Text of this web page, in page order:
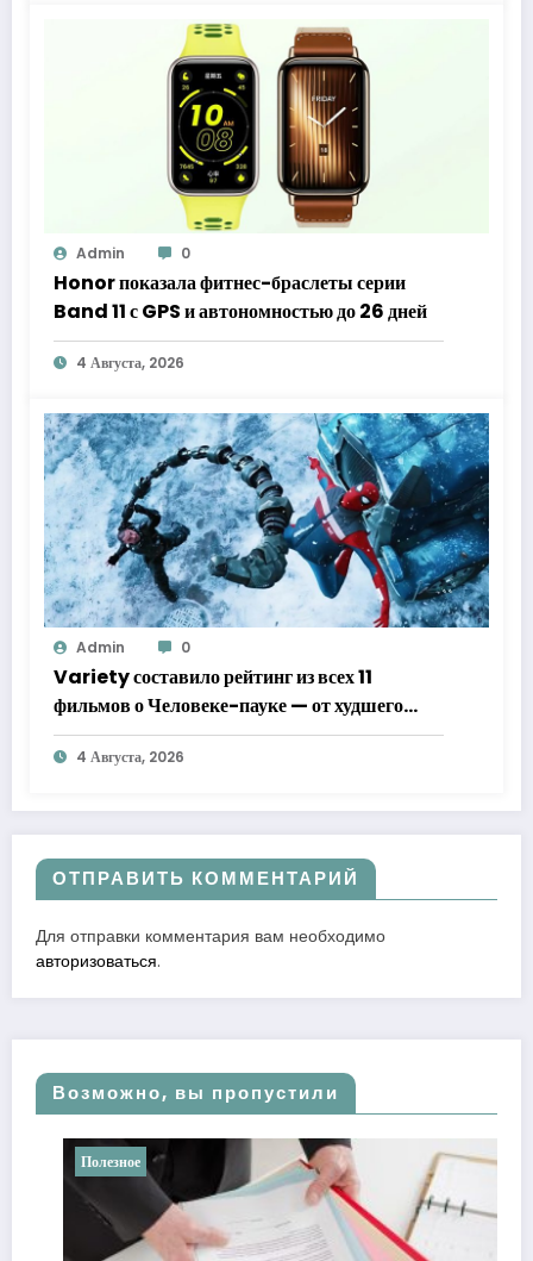
Admin 0
Honor показала фитнес-браслеты серии
Band 11 с GPS и автономностью до 26 дней
4 Августа, 2026
Admin 0
Variety составило рейтинг из всех 11
фильмов о Человеке-пауке — от худшего
к лучшему
4 Августа, 2026
ОТПРАВИТЬ КОММЕНТАРИЙ
Для отправки комментария вам необходимо
авторизоваться.
Возможно, вы пропустили
Полезное